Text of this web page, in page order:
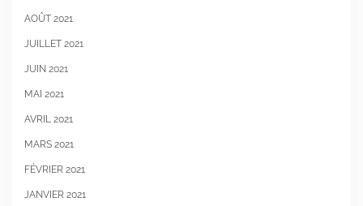
AOÛT 2021
JUILLET 2021
JUIN 2021
MAI 2021
AVRIL 2021
MARS 2021
FÉVRIER 2021
JANVIER 2021